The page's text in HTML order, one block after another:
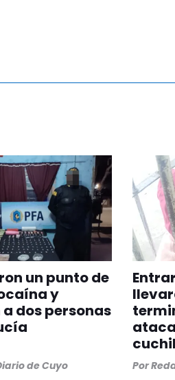
un punto de
y
dos personas
de Cuyo Por